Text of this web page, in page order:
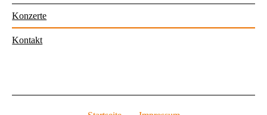
Konzerte
Kontakt